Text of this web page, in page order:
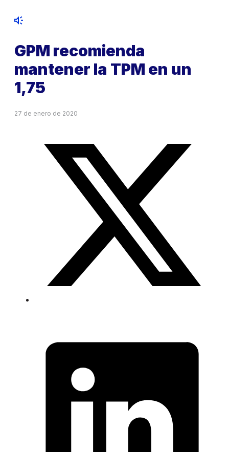
GPM recomienda
mantener la TPM en un
1,75
27 de enero de 2020